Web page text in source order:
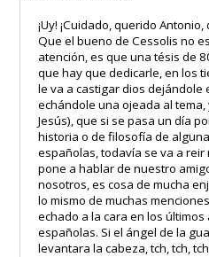
¡Uy! ¡Cuidado, querido
Que el bueno de Cessolis no
atención, es que una tésis de
que hay que dedicarle, en los
le va a castigar dios
echándole una ojeada al
Jesús), que si se pasa un día
historia o de filosofía de
españolas, todavía se va a
pone a hablar de nuestro
nosotros, es cosa de mucha
lo mismo de muchas
echado a la cara en los
españolas. Si el ángel de la
levantara la cabeza, tch, tch,